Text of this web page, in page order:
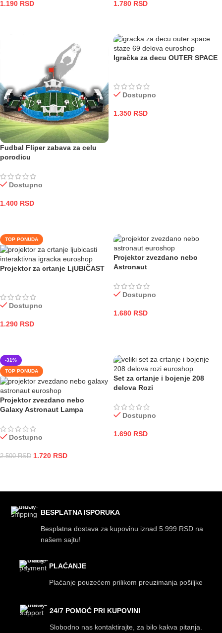
1.190 RSD 1.780 RSD
Fudbal Fliper zabava za celu
porodicu
Dostupno
1.400 RSD
Igračka za decu OUTER SPACE
Dostupno
1.350 RSD
TOP PONUDA
Projektor za crtanje LjUBIČAST
Dostupno
1.290 RSD
Projektor zvezdano nebo
Astronaut
Dostupno
1.680 RSD
-31%
TOP PONUDA
Projektor zvezdano nebo
Galaxy Astronaut Lampa
Dostupno
2.500RSD 1.720 RSD
Set za crtanje i bojenje 208
delova Rozi
Dostupno
1.690 RSD
BESPLATNA ISPORUKA
Besplatna dostava za kupovinu iznad 5.999 RSD na
našem sajtu!
PLAĆANJE
Plaćanje pouzećem prilikom preuzimanja pošiljke
24/7 POMOĆ PRI KUPOVINI
Slobodno nas kontaktirajte, za bilo kakva pitanja.